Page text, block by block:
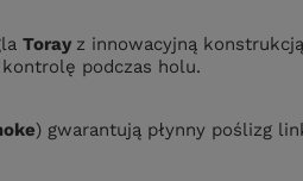
Toray z innowacyjną konstrukcją
podczas holu.
) gwarantują płynny poślizg